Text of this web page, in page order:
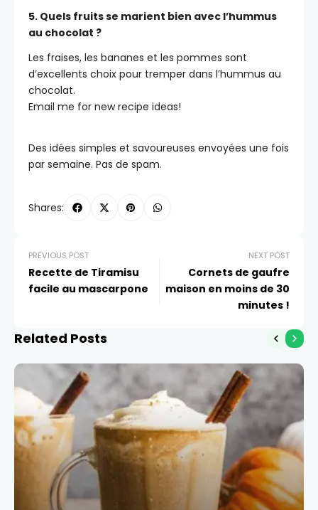
5. Quels fruits se marient bien avec l’hummus
au chocolat ?
Les fraises, les bananes et les pommes sont
d’excellents choix pour tremper dans l’hummus au
chocolat.
Email me for new recipe ideas!
Des idées simples et savoureuses envoyées une fois
par semaine. Pas de spam.
Shares:
PREVIOUS POST
Recette de Tiramisu
facile au mascarpone
NEXT POST
Cornets de gaufre
maison en moins de 30
minutes !
Related Posts